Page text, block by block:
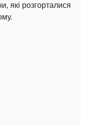
які розгорталися